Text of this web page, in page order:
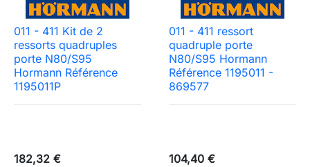
011 - 411 Kit de 2
ressorts quadruples
porte N80/S95
Hormann Référence
1195011P
182,32 €
011 - 411 ressort
quadruple porte
N80/S95 Hormann
Référence 1195011 -
869577
104,40 €